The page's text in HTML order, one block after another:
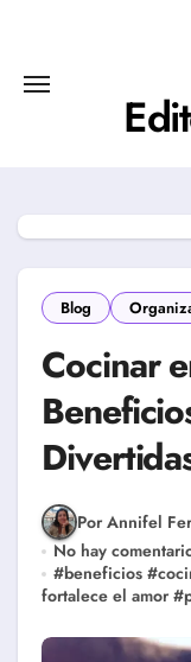
Blog
Cocinar
Por Annifel
No hay
#beneficios #
fortalece el amor #